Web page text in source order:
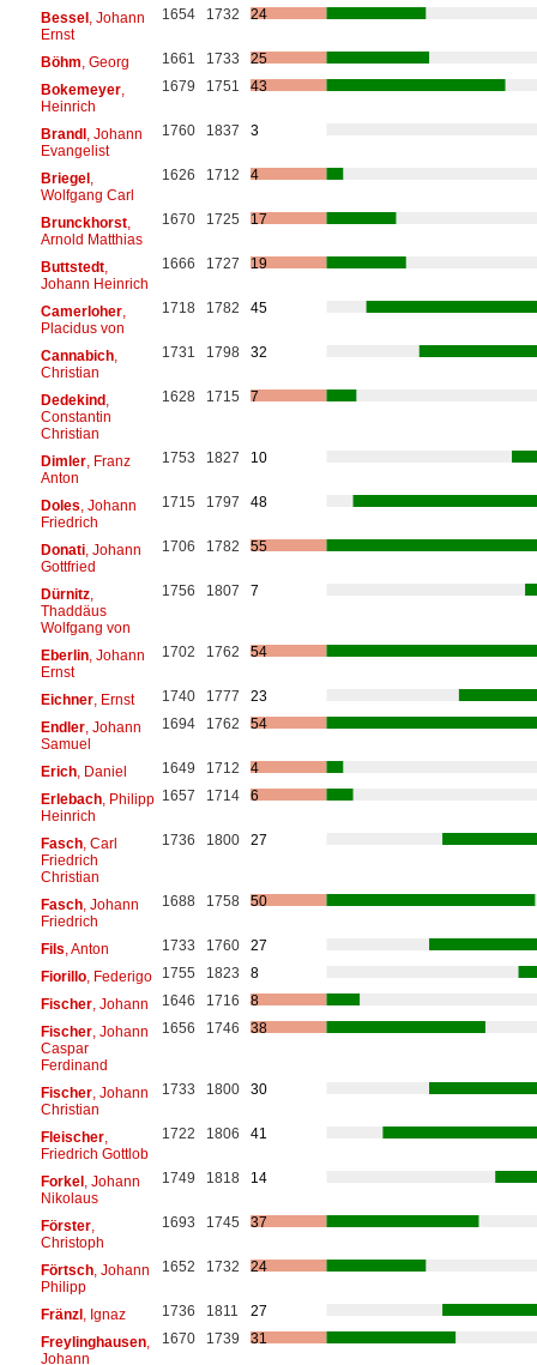
Bessel, Johann
Ernst
1654 1732 24
Böhm , Georg 1661 1733
25
Bokemeyer,
Heinrich
1679 1751 43
Brandl, Johann
Evangelist
1760 1837 3
Briegel,
Wolfgang Carl
1626 1712 4
Brunckhorst,
Arnold Matthias
1670 1725 17
Buttstedt,
Johann Heinrich
1666 1727 19
Camerloher,
Placidus von
1718 1782 45
Cannabich,
Christian
1731 1798 32
Dedekind,
Constantin
Christian
1628 1715 7
Dimler, Franz
Anton
1753 1827 10
Doles , Johann
Friedrich
1715 1797 48
Donati, Johann
Gottfried
1706 1782 55
Dürnitz,
Thaddäus
Wolfgang von
1756 1807 7
Eberlin, Johann
Ernst
1702 1762 54
Eichner, Ernst 1740 1777
23
Endler, Johann
Samuel
1694 1762 54
Erich, Daniel 1649 1712
4
Erlebach, Philipp
Heinrich
1657 1714 6
Fasch, Carl
Friedrich
Christian
1736 1800 27
Fasch, Johann
Friedrich
1688 1758 50
Fils , Anton 1733 1760
27
Fiorillo, Federigo 1755 1823
8
Fischer, Johann 1646 1716
8
Fischer, Johann
Caspar
Ferdinand
1656 1746 38
Fischer, Johann
Christian
1733 1800 30
Fleischer,
Friedrich Gottlob
1722 1806 41
Forkel, Johann
Nikolaus
1749 1818 14
Förster,
Christoph
1693 1745 37
Förtsch, Johann
Philipp
1652 1732 24
Fränzl, Ignaz 1736 1811
27
Freylinghausen,
Johann
1670 1739 31